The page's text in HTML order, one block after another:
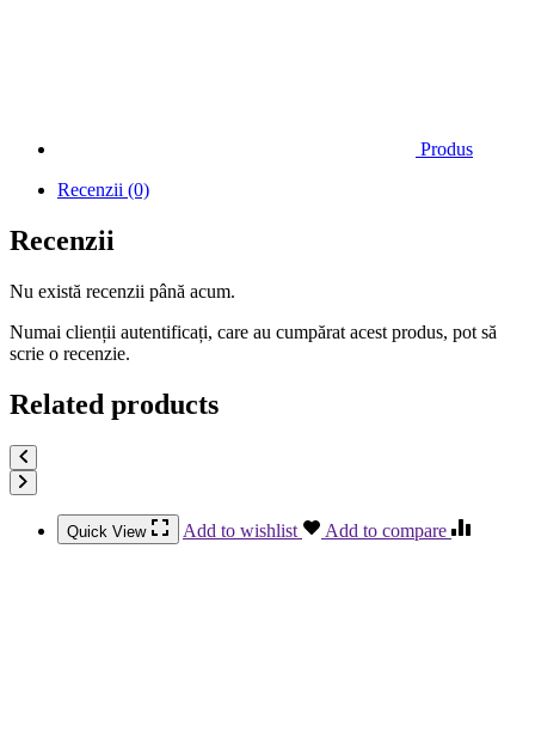
Produs
Recenzii (0)
Recenzii
Nu există recenzii până acum.
Numai clienții autentificați, care au cumpărat acest produs, pot să
scrie o recenzie.
Related products
Quick View Add to wishlist Add to compare